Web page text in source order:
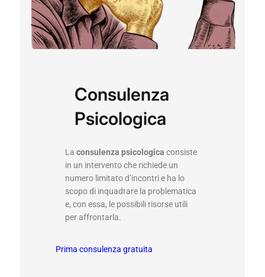
Consulenza
Psicologica
La consulenza psicologica consiste
in un intervento che richiede un
numero limitato d’incontri e ha lo
scopo di inquadrare la problematica
e, con essa, le possibili risorse utili
per affrontarla.
Prima consulenza gratuita